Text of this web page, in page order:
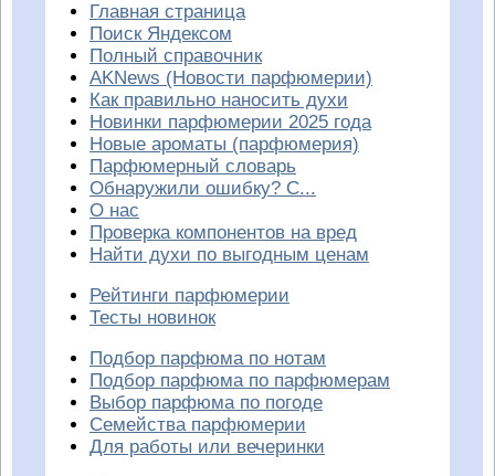
Главная страница
Поиск Яндексом
Полный справочник
AKNews (Новости парфюмерии)
Как правильно наносить духи
Новинки парфюмерии 2025 года
Новые ароматы (парфюмерия)
Парфюмерный словарь
Обнаружили ошибку? С...
О нас
Проверка компонентов на вред
Найти духи по выгодным ценам
Рейтинги парфюмерии
Тесты новинок
Подбор парфюма по нотам
Подбор парфюма по парфюмерам
Выбор парфюма по погоде
Семейства парфюмерии
Для работы или вечеринки